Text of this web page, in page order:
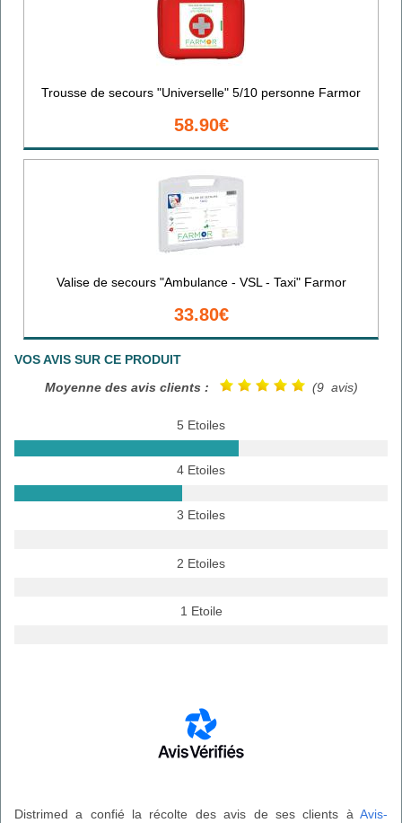
Trousse de secours "Universelle" 5/10 personne Farmor
58.90€
Valise de secours "Ambulance - VSL - Taxi" Farmor
33.80€
VOS AVIS SUR CE PRODUIT
Moyenne des avis clients :
(9 avis)
5 Etoiles
4 Etoiles
3 Etoiles
2 Etoiles
1 Etoile
Distrimed a confié la récolte des avis de ses clients à Avis-